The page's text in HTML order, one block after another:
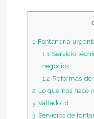
1 Fontanería
1.1 Servicio
negocios
1.2 Reformas
2 Lo que nos hace
y Valladolid
3 Servicios de